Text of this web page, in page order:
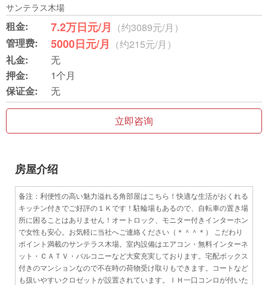
サンテラス木場
租金: 7.2万日元/月 （约3089元/月）
管理费:
5000日元/月 （约215元/月）
礼金:
无
押金:
1个月
保证金:
无
立即咨询
房屋介绍
备注：利便性の高い魅力溢れる角部屋はこちら！快適な生活がおくれる
キッチン付きでご好評の１Ｋです！駐輪場もあるので、自転車の置き場
所に困ることはありません！オートロック、モニター付きインターホン
で女性も安心。お気軽に当社へご連絡ください（＊＾＾＊） こだわり
ポイント満載のサンテラス木場。室内設備はエアコン・無料インターネ
ット・ＣＡＴＶ・バルコニーなど大変充実しております。宅配ボックス
付きのマンションなので不在時の荷物受け取りもできます。コートなど
も扱いやすいクロゼットが設置されています。ＩＨ一口コンロが付いた